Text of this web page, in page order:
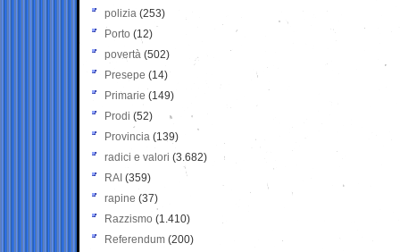
polizia (253)
Porto (12)
povertà (502)
Presepe (14)
Primarie (149)
Prodi (52)
Provincia (139)
radici e valori (3.682)
RAI (359)
rapine (37)
Razzismo (1.410)
Referendum (200)